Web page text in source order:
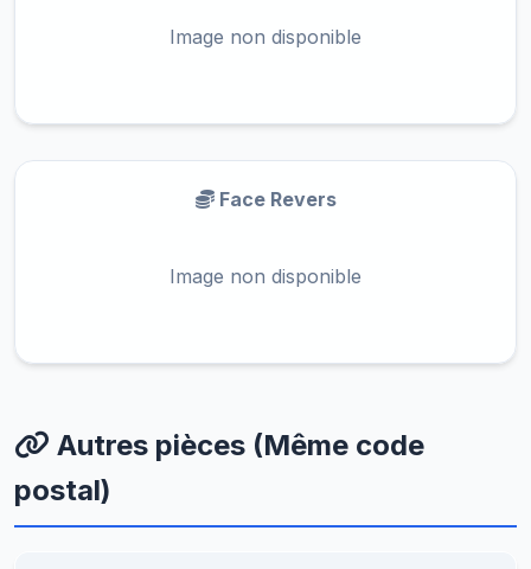
Image non disponible
Face Revers
Image non disponible
Autres pièces (Même code
postal)